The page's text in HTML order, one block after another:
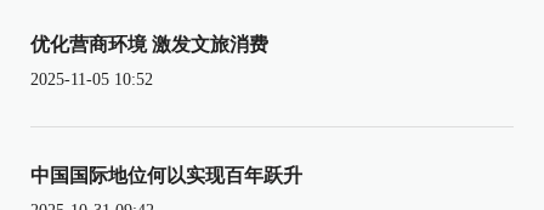
优化营商环境 激发文旅消费
2025-11-05 10:52
中国国际地位何以实现百年跃升